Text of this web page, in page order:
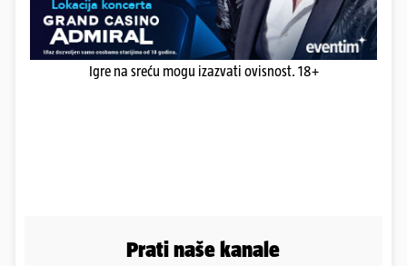
Igre na sreću mogu izazvati ovisnost. 18+
Prati naše kanale